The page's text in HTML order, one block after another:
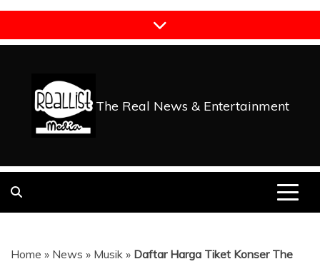
Skip
content
The Real News & Entertainment
Home » News » Musik » Daftar Harga Tiket Konser The